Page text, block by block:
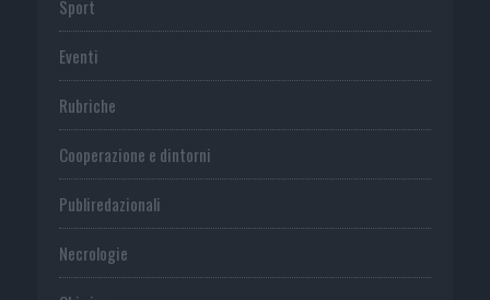
Sport
Eventi
Rubriche
Cooperazione e dintorni
Publiredazionali
Necrologie